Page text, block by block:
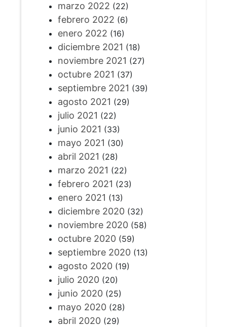
marzo 2022 (22)
febrero 2022 (6)
enero 2022 (16)
diciembre 2021 (18)
noviembre 2021 (27)
octubre 2021 (37)
septiembre 2021 (39)
agosto 2021 (29)
julio 2021 (22)
junio 2021 (33)
mayo 2021 (30)
abril 2021 (28)
marzo 2021 (22)
febrero 2021 (23)
enero 2021 (13)
diciembre 2020(32)
noviembre 2020(58)
octubre 2020(59)
septiembre 2020(13)
agosto 2020(19)
julio 2020(20)
junio 2020(25)
mayo 2020(28)
abril 2020(29)